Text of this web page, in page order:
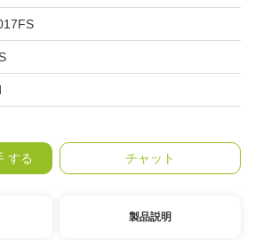
する チャット
製品説明